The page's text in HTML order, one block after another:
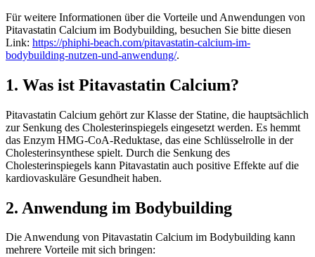
Für weitere Informationen über die Vorteile und Anwendungen von
Pitavastatin Calcium im Bodybuilding, besuchen Sie bitte diesen
Link: https://phiphi-beach.com/pitavastatin-calcium-im-
bodybuilding-nutzen-und-anwendung/.
1. Was ist Pitavastatin Calcium?
Pitavastatin Calcium gehört zur Klasse der Statine, die hauptsächlich
zur Senkung des Cholesterinspiegels eingesetzt werden. Es hemmt
das Enzym HMG-CoA-Reduktase, das eine Schlüsselrolle in der
Cholesterinsynthese spielt. Durch die Senkung des
Cholesterinspiegels kann Pitavastatin auch positive Effekte auf die
kardiovaskuläre Gesundheit haben.
2. Anwendung im Bodybuilding
Die Anwendung von Pitavastatin Calcium im Bodybuilding kann
mehrere Vorteile mit sich bringen: